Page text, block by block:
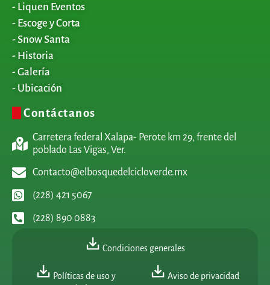
- Liquen Eventos
- Escoge y Corta
- Snow Santa
- Historia
- Galería
- Ubicación
Contáctanos
Carretera federal Xalapa- Perote km 29, frente del
poblado Las Vigas, Ver.
Contacto@elbosquedelcicloverde.mx
(228) 421 5067
(228) 890 0883
Condiciones generales
Políticas de uso y
Aviso de privacidad